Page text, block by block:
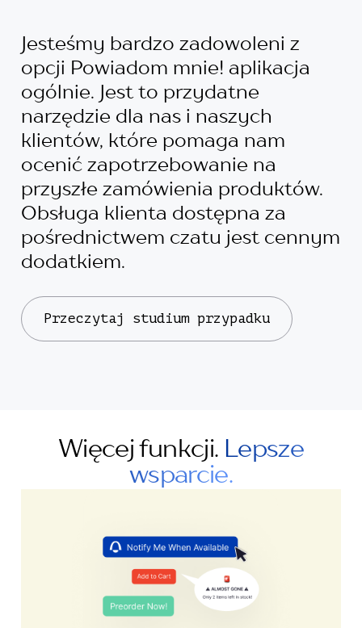
Jesteśmy bardzo zadowoleni z
opcji Powiadom mnie! aplikacja
ogólnie. Jest to przydatne
narzędzie dla nas i naszych
klientów, które pomaga nam
ocenić zapotrzebowanie na
przyszłe zamówienia produktów.
Obsługa klienta dostępna za
pośrednictwem czatu jest cennym
dodatkiem.
Przeczytaj studium przypadku
Więcej funkcji. Lepsze
wsparcie.